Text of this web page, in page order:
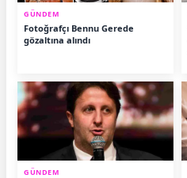
GÜNDEM
Fotoğrafçı Bennu Gerede
gözaltına alındı
GÜNDEM